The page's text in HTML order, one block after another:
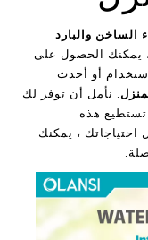
الساخن والبارد
يمكنك الحصول على
أو أحدث
. نأمل أن توفر لك
تستطيع هذه
احتياجاتك ، يمكنك